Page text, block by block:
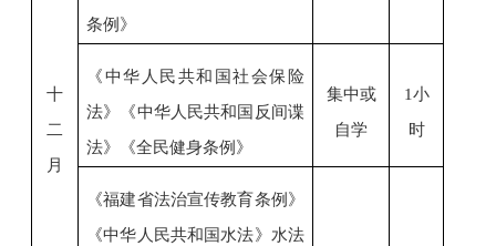
十
二
月
条例》
《中华人民共和国社会保险
法》
《中华人民共和国反间谍
法》《全民健身条例》
集中或
自学
1小
时
《福建省法治宣传教育条例》
《中华人民共和国水法》 水法